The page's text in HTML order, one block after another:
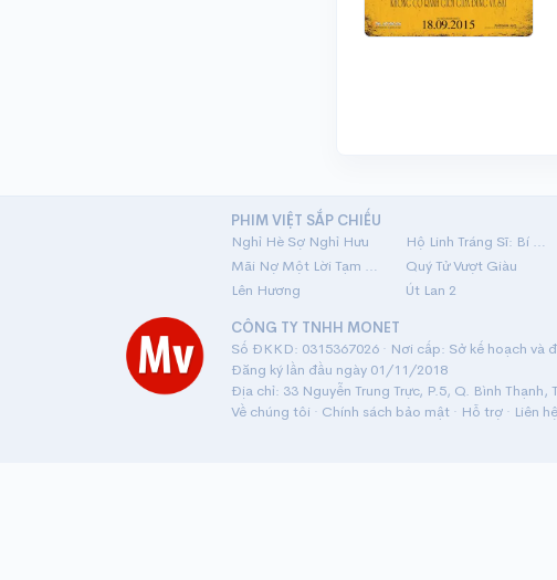
PHIM VIỆT SẮP CHIẾU
Nghỉ Hè Sợ Nghỉ Hưu
Hộ Linh Tráng Sĩ: Bí Ẩn Mộ Vua Đinh
Mãi Nợ Một Lời Tạm Biệt
Quý Tử Vượt Giàu
Lên Hương
Út Lan 2
CÔNG TY TNHH MONET
Số ĐKKD: 0315367026 · Nơi cấp: Sở kế hoạch và
Đăng ký lần đầu ngày 01/11/2018
Địa chỉ: 33 Nguyễn Trung Trực, P.5, Q. Bình Thạnh,
Về chúng tôi · Chính sách bảo mật· Hỗ trợ· Liên hệ